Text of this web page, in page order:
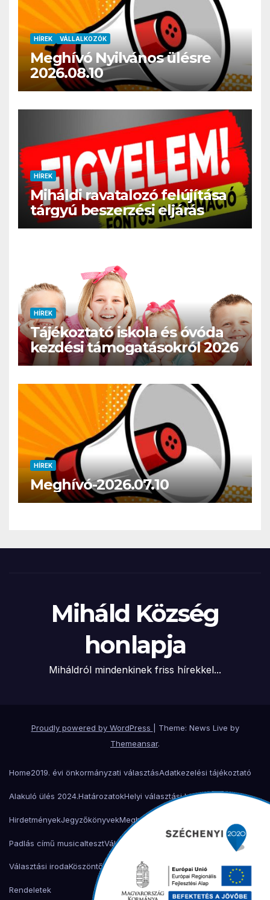
HÍREK VÁLLALKOZÓK
Meghívó Nyilvános ülésre
2026.08.10
HÍREK
Miháldi ravatalozó felújítása
tárgyú beszerzési eljárás
HÍREK
Tájékoztató iskola és óvóda
kezdési támogatásokról 2026
HÍREK
Meghívó-2026.07.10
Miháld Község
honlapja
Miháldról mindenkinek friss hírekkel...
Proudly powered by WordPress
Theme: News Live by
Themeansar.
Home2019. évi önkormányzati választásAdatkezelési tájékoztató
Alakuló ülés 2024.HatározatokHelyi választási bizottság
HirdetményekJegyzőkönyvekMeghívók
Padlás című musicaltesztVálasztási bizottság Választási iroda
Választási irodaKöszöntőTelepüléstörténet ÖnkormányzatHelyi adó
Rendeletek